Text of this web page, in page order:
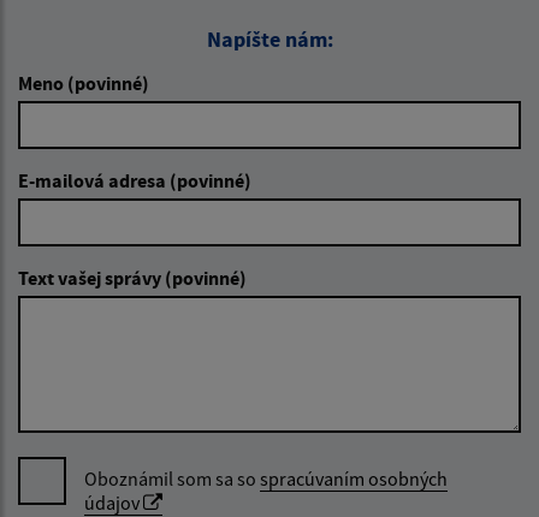
Napíšte nám:
Meno (povinné)
E-mailová adresa (povinné)
Text vašej správy (povinné)
Oboznámil som sa so spracúvaním osobných
údajov